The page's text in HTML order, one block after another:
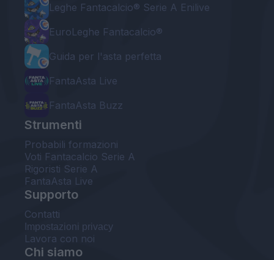
Leghe Fantacalcio® Serie A Enilive
EuroLeghe Fantacalcio®
Guida per l'asta perfetta
FantaAsta Live
FantaAsta Buzz
Strumenti
Probabili formazioni
Voti Fantacalcio Serie A
Rigoristi Serie A
FantaAsta Live
Supporto
Contatti
Impostazioni privacy
Lavora con noi
Chi siamo